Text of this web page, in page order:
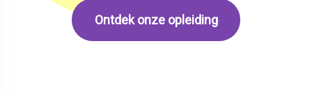
Ontdek onze opleiding